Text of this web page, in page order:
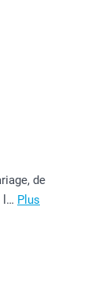
de
l… Plus